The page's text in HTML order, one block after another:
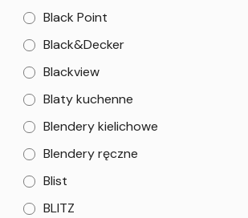
Black Point
Black&Decker
Blackview
Blaty kuchenne
Blendery kielichowe
Blendery ręczne
Blist
BLITZ